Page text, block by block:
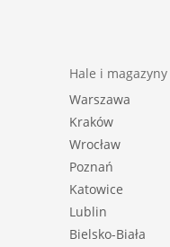
Hale i magazyny
Warszawa
Kraków
Wrocław
Poznań
Katowice
Lublin
Bielsko-Biała